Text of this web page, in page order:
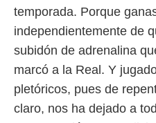
temporada. Porque
independientemente de
subidón de adrenalina
marcó a la Real. Y
pletóricos, pues de
claro, nos ha dejado a